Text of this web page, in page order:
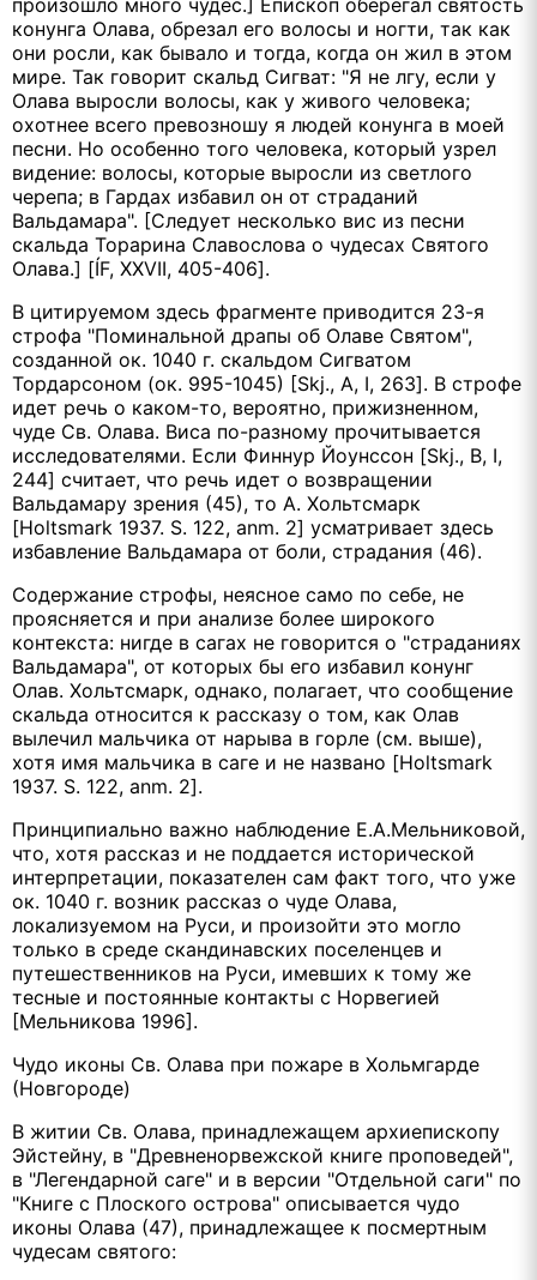
конунга Олава, обрезал его волосы и ногти, так как
они росли, как бывало и тогда, когда он жил в этом
мире. Так говорит скальд Сигват: "Я не лгу, если у
Олава выросли волосы, как у живого человека;
охотнее всего превозношу я людей конунга в моей
песни. Но особенно того человека, который узрел
видение: волосы, которые выросли из светлого
черепа; в Гардах избавил он от страданий
Вальдамара". [Следует несколько вис из песни
скальда Торарина Славослова о чудесах Святого
Олава.] [ÍF, XXVII, 405-406].
В цитируемом здесь фрагменте приводится 23-я
строфа "Поминальной драпы об Олаве Святом",
созданной ок. 1040 г. скальдом Сигватом
Тордарсоном (ок. 995-1045) [Skj., A, I, 263]. В строфе
идет речь о каком-то, вероятно, прижизненном,
чуде Св. Олава. Виса по-разному прочитывается
исследователями. Если Финнур Йоунссон [Skj., B, I,
244] считает, что речь идет о возвращении
Вальдамару зрения (45), то А. Хольтсмарк
[Holtsmark 1937. S. 122, anm. 2] усматривает здесь
избавление Вальдамара от боли, страдания (46).
Содержание строфы, неясное само по себе, не
проясняется и при анализе более широкого
контекста: нигде в сагах не говорится о "страданиях
Вальдамара", от которых бы его избавил конунг
Олав. Хольтсмарк, однако, полагает, что сообщение
скальда относится к рассказу о том, как Олав
вылечил мальчика от нарыва в горле (см. выше),
хотя имя мальчика в саге и не названо [Holtsmark
1937. S. 122, anm. 2].
Принципиально важно наблюдение Е.А.Мельниковой,
что, хотя рассказ и не поддается исторической
интерпретации, показателен сам факт того, что уже
ок. 1040 г. возник рассказ о чуде Олава,
локализуемом на Руси, и произойти это могло
только в среде скандинавских поселенцев и
путешественников на Руси, имевших к тому же
тесные и постоянные контакты с Норвегией
[Мельникова 1996].
Чудо иконы Св. Олава при пожаре в Хольмгарде
(Новгороде)
В житии Св. Олава, принадлежащем архиепископу
Эйстейну, в "Древненорвежской книге проповедей",
в "Легендарной саге" и в версии "Отдельной саги" по
"Книге с Плоского острова" описывается чудо
иконы Олава (47), принадлежащее к посмертным
чудесам святого: